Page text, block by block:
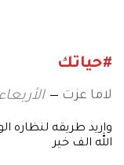
#حياتك
لاما عزت الأربعاء 20 ابريل 2011
واريد طريقه لنظاره
الله الف خير